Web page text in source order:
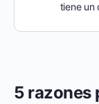
5 razones
tiene un